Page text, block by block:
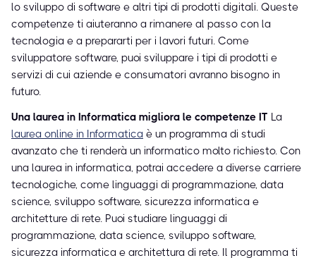
lo sviluppo di software e altri tipi di prodotti digitali. Queste
competenze ti aiuteranno a rimanere al passo con la
tecnologia e a prepararti per i lavori futuri. Come
sviluppatore software, puoi sviluppare i tipi di prodotti e
servizi di cui aziende e consumatori avranno bisogno in
futuro.
Una laurea in Informatica migliora le competenze IT La
laurea online in Informatica è un programma di studi
avanzato che ti renderà un informatico molto richiesto. Con
una laurea in informatica, potrai accedere a diverse carriere
tecnologiche, come linguaggi di programmazione, data
science, sviluppo software, sicurezza informatica e
architetture di rete. Puoi studiare linguaggi di
programmazione, data science, sviluppo software,
sicurezza informatica e architettura di rete. Il programma ti